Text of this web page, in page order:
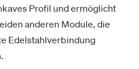
Profil und ermöglicht
anderen Module, die
Edelstahlverbindung